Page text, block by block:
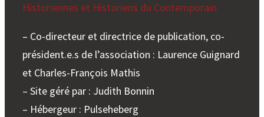
Historiennes et Historiens du Contemporain
– Co-directeur et directrice de publication, co-
président.e.s de l’association : Laurence Guignard
et Charles-François Mathis
– Site géré par : Judith Bonnin
– Hébergeur : Pulseheberg